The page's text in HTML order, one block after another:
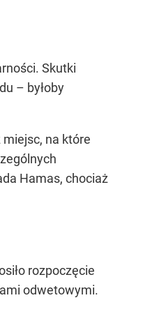
Skutki
– byłoby
na które
Hamas, chociaż
rozpoczęcie
odwetowymi.